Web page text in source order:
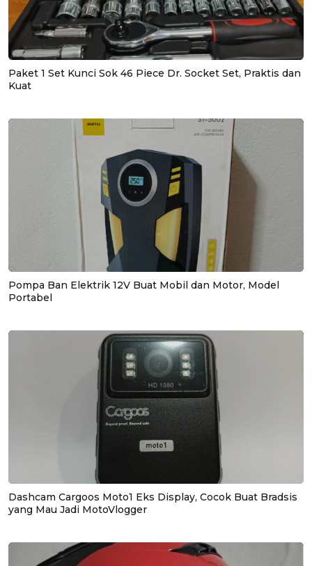
Paket 1 Set Kunci Sok 46 Piece Dr. Socket Set, Praktis dan
Kuat
Pompa Ban Elektrik 12V Buat Mobil dan Motor, Model
Portabel
Dashcam Cargoos Moto1 Eks Display, Cocok Buat Bradsis
yang Mau Jadi MotoVlogger